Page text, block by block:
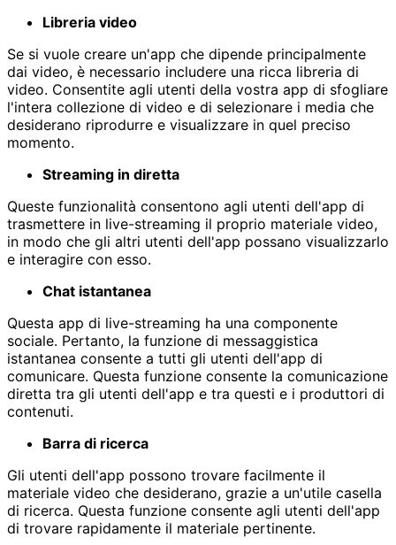
Libreria video
Se si vuole creare un'app che dipende principalmente
dai video, è necessario includere una ricca libreria di
video. Consentite agli utenti della vostra app di sfogliare
l'intera collezione di video e di selezionare i media che
desiderano riprodurre e visualizzare in quel preciso
momento.
Streaming in diretta
Queste funzionalità consentono agli utenti dell'app di
trasmettere in live-streaming il proprio materiale video,
in modo che gli altri utenti dell'app possano visualizzarlo
e interagire con esso.
Chat istantanea
Questa app di live-streaming ha una componente
sociale. Pertanto, la funzione di messaggistica
istantanea consente a tutti gli utenti dell'app di
comunicare. Questa funzione consente la comunicazione
diretta tra gli utenti dell'app e tra questi e i produttori di
contenuti.
Barra di ricerca
Gli utenti dell'app possono trovare facilmente il
materiale video che desiderano, grazie a un'utile casella
di ricerca. Questa funzione consente agli utenti dell'app
di trovare rapidamente il materiale pertinente.